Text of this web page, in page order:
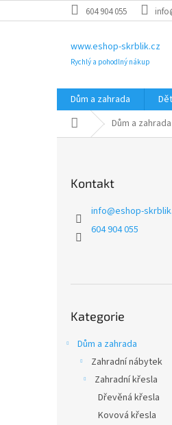
na
604 904 055
www.eshop-skrblik.cz
Rychlý a pohodlný nákup
Dům a zahrada
Domů Dům a zahrada
Kontakt
info@eshop-
604 904 055
kategorie
Kategorie
Dům a zahrada
Zahradní nábytek
Zahradní křesla
Dřevěná křesla
Kovová křesla